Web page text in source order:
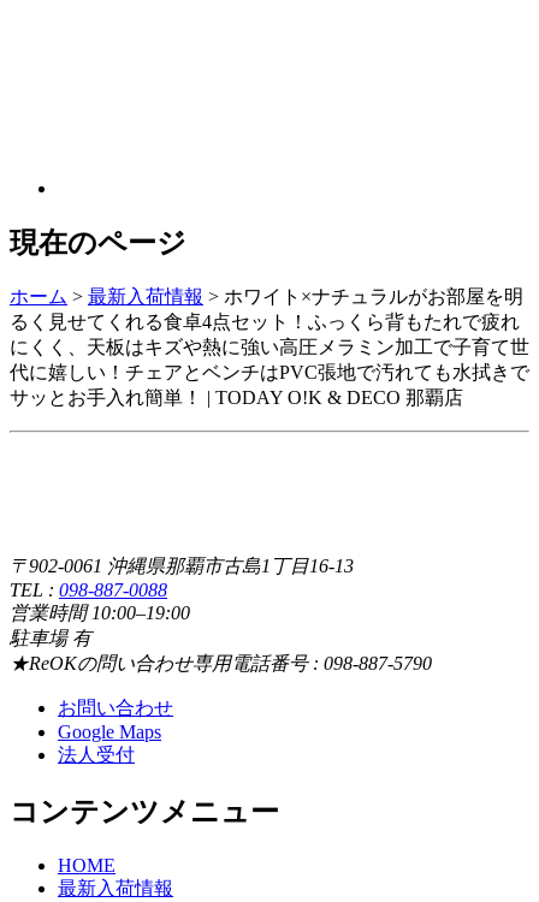
現在のページ
ホーム > 最新入荷情報 > ホワイト×ナチュラルがお部屋を明
るく見せてくれる食卓4点セット！ふっくら背もたれで疲れ
にくく、天板はキズや熱に強い高圧メラミン加工で子育て世
代に嬉しい！チェアとベンチはPVC張地で汚れても水拭きで
サッとお手入れ簡単！ | TODAY O!K & DECO 那覇店
〒902-0061 沖縄県那覇市古島1丁目16-13
TEL : 098-887-0088
営業時間 10:00–19:00
駐車場 有
★ReOKの問い合わせ専用電話番号 : 098-887-5790
お問い合わせ
Google Maps
法人受付
コンテンツメニュー
HOME
最新入荷情報